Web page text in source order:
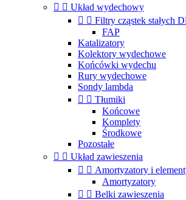
  Układ wydechowy
  Filtry cząstek stałych
FAP
Katalizatory
Kolektory wydechowe
Końcówki wydechu
Rury wydechowe
Sondy lambda
  Tłumiki
Końcowe
Komplety
Środkowe
Pozostałe
  Układ zawieszenia
  Amortyzatory i
Amortyzatory
  Belki zawieszenia